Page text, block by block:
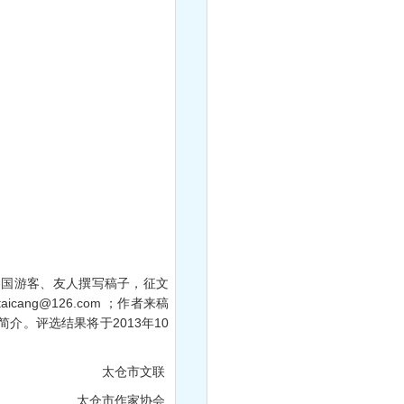
客、友人撰写稿子，征文
；作者来稿
介。评选结果将于2013年10
太仓市文联
太仓市作家协会